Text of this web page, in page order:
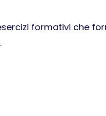
formativi che